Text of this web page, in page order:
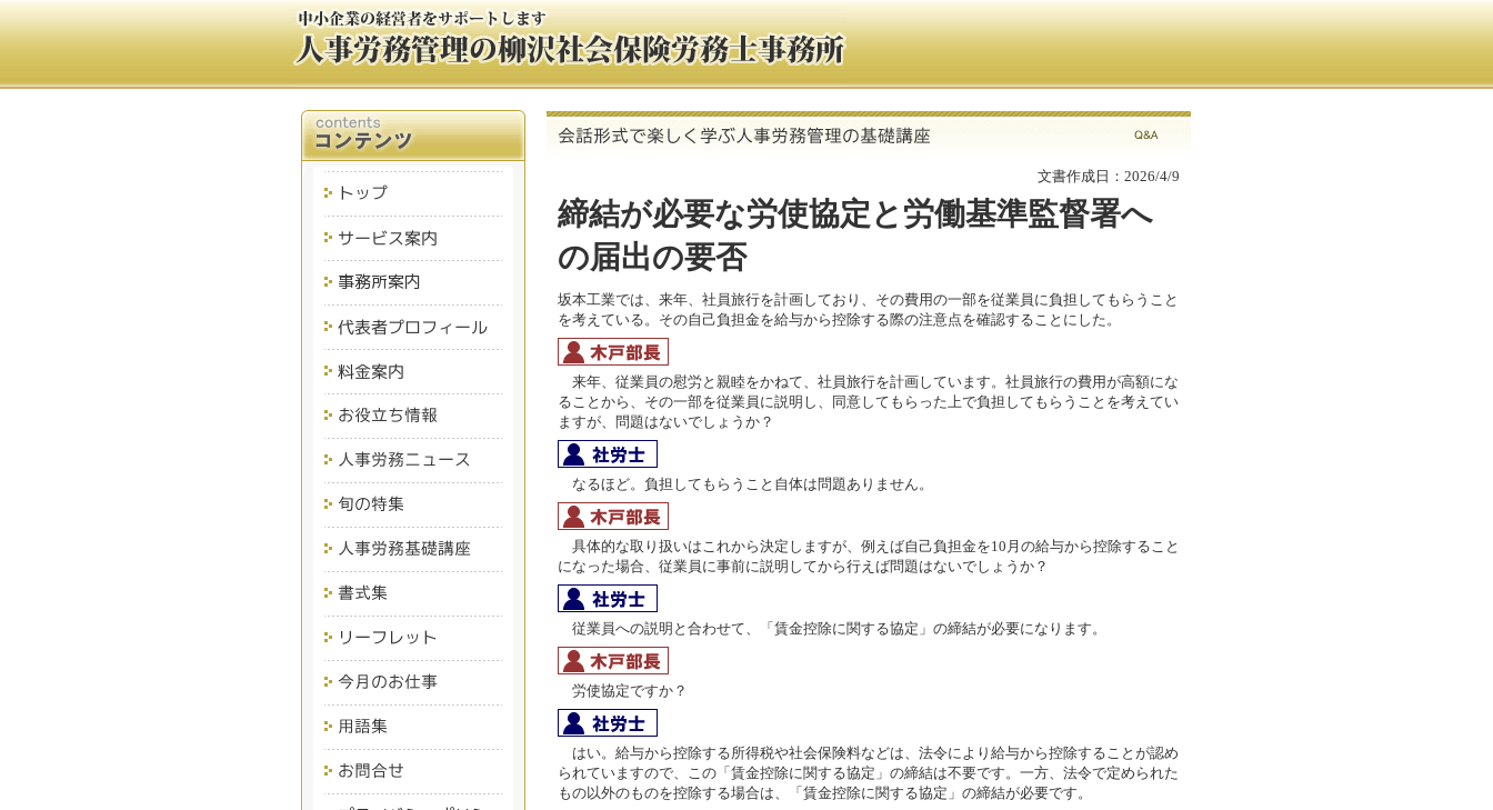
文書作成日：2026/4/9
締結が必要な労使協定と労働基準監督署へ
の届出の要否
坂本工業では、来年、社員旅行を計画しており、その費用の一部を従業員に負担してもらうこと
を考えている。その自己負担金を給与から控除する際の注意点を確認することにした。
来年、従業員の慰労と親睦をかねて、社員旅行を計画しています。社員旅行の費用が高額にな
ることから、その一部を従業員に説明し、同意してもらった上で負担してもらうことを考えてい
ますが、問題はないでしょうか？
なるほど。負担してもらうこと自体は問題ありません。
具体的な取り扱いはこれから決定しますが、例えば自己負担金を10月の給与から控除すること
になった場合、従業員に事前に説明してから行えば問題はないでしょうか？
従業員への説明と合わせて、「賃金控除に関する協定」の締結が必要になります。
労使協定ですか？
はい。給与から控除する所得税や社会保険料などは、法令により給与から控除することが認め
られていますので、この「賃金控除に関する協定」の締結は不要です。一方、法令で定められた
もの以外のものを控除する場合は、「賃金控除に関する協定」の締結が必要です。